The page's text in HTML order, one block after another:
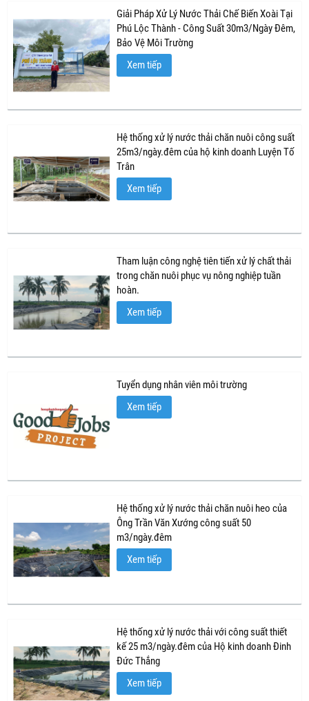
Giải Pháp Xử Lý Nước Thải Chế Biến Xoài Tại
Phú Lộc Thành - Công Suất 30m3/Ngày Đêm,
Bảo Vệ Môi Trường
Xem tiếp
Hệ thống xử lý nước thải chăn nuôi công suất
25m3/ngày.đêm của hộ kinh doanh Luyện Tố
Trân
Xem tiếp
Tham luận công nghệ tiên tiến xử lý chất thải
trong chăn nuôi phục vụ nông nghiệp tuần
hoàn.
Xem tiếp
Tuyển dụng nhân viên môi trường
Xem tiếp
Hệ thống xử lý nước thải chăn nuôi heo của
Ông Trần Văn Xướng công suất 50
m3/ngày.đêm
Xem tiếp
Hệ thống xử lý nước thải với công suất thiết
kế 25 m3/ngày.đêm của Hộ kinh doanh Đinh
Đức Thắng
Xem tiếp